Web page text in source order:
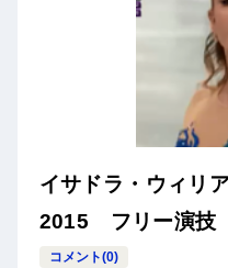
イサドラ・ウィリ
2015 フリー演技
コメント(0)